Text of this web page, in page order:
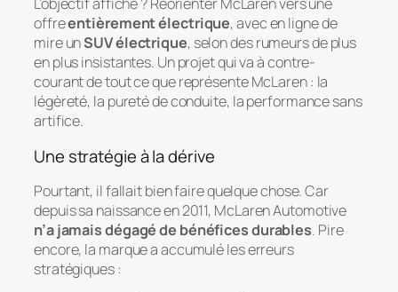
L’objectif affiché ? Réorienter McLaren vers une
offreentièrement électrique, avec en ligne de
mire unSUV électrique, selon des rumeurs de plus
en plus insistantes. Un projet qui va à contre-
courant de tout ce que représente McLaren : la
légèreté, la pureté de conduite, la performance sans
artifice.
Une stratégie à la dérive
Pourtant, il fallait bien faire quelque chose. Car
depuis sa naissance en 2011, McLaren Automotive
n’a jamais dégagé de bénéfices durables. Pire
encore, la marque a accumulé les erreurs
stratégiques :